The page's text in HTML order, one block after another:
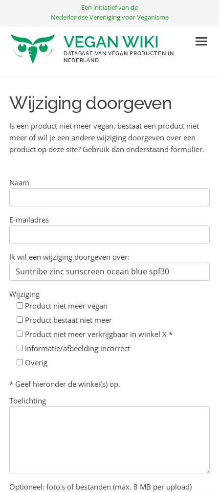
inhoud
Een initiatief van de
Nederlandse Vereniging voor Veganisme
VEGAN WIKI
DATABASE VAN VEGAN PRODUCTEN IN
NEDERLAND
Wijziging doorgeven
Is een product niet meer vegan, bestaat een product niet
meer of wil je een andere wijziging doorgeven over een
product op deze site? Gebruik dan onderstaand formulier.
Naam
E-mailadres
Ik wil een wijziging doorgeven over:
Wijziging
Product niet meer vegan
Product bestaat niet meer
Product niet meer verkrijgbaar in winkel X *
Informatie/afbeelding incorrect
Overig
* Geef hieronder de winkel(s) op.
Toelichting
Optioneel: foto's of bestanden (max. 8 MB per upload)